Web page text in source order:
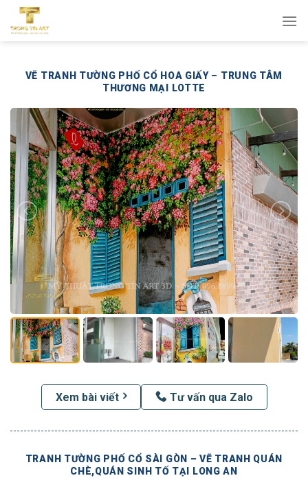
qua
VẼ TRANH TƯỜNG PHỐ CỔ HOA GIẤY – TRUNG TÂM
THƯƠNG MẠI LOTTE
Xem bài viết Tư vấn qua Zalo
TRANH TƯỜNG PHỐ CỔ SÀI GÒN – VẼ TRANH QUÁN
CHÈ,QUÁN SINH TỐ TẠI LONG AN